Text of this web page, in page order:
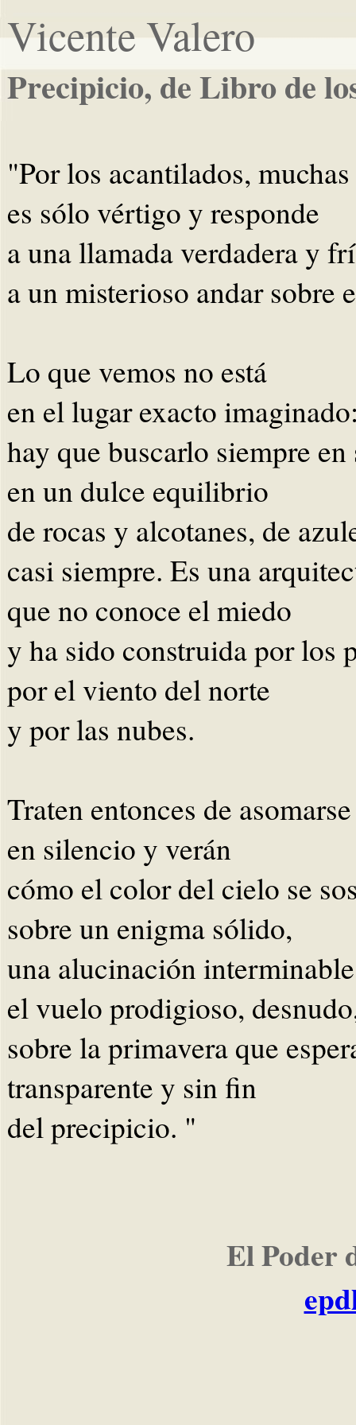
Vicente Valero
Precipicio, de Libro de
"Por los acantilados,
es sólo vértigo y responde
a una llamada verdadera y
a un misterioso andar sobre
Lo que vemos no está
en el lugar exacto
hay que buscarlo siempre en
en un dulce equilibrio
de rocas y alcotanes, de
casi siempre. Es una
que no conoce el miedo
y ha sido construida por los
por el viento del norte
y por las nubes.
Traten entonces de asomarse
en silencio y verán
cómo el color del cielo se
sobre un enigma sólido,
una alucinación
el vuelo prodigioso,
sobre la primavera que
transparente y sin fin
del precipicio. "
El Poder